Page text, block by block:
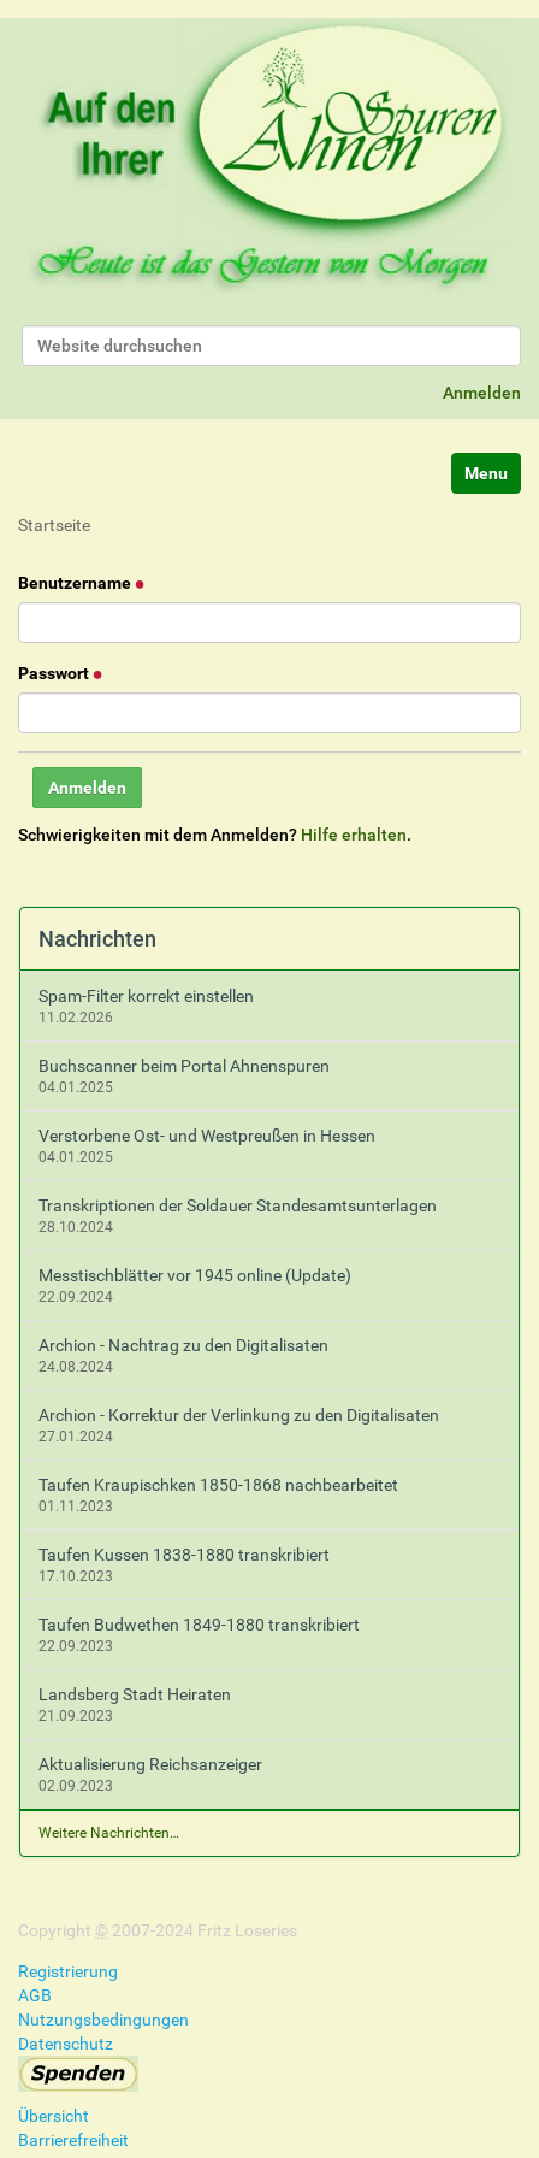
Website durchsuchen
Anmelden
Startseite
Benutzername
Passwort
Schwierigkeiten mit dem Anmelden? Hilfe erhalten.
Nachrichten
Spam-Filter korrekt einstellen
11.02.2026
Buchscanner beim Portal Ahnenspuren
04.01.2025
Verstorbene Ost- und Westpreußen in Hessen
04.01.2025
Transkriptionen der Soldauer Standesamtsunterlagen
28.10.2024
Messtischblätter vor 1945 online (Update)
22.09.2024
Archion - Nachtrag zu den Digitalisaten
24.08.2024
Archion - Korrektur der Verlinkung zu den Digitalisaten
27.01.2024
Taufen Kraupischken 1850-1868 nachbearbeitet
01.11.2023
Taufen Kussen 1838-1880 transkribiert
17.10.2023
Taufen Budwethen 1849-1880 transkribiert
22.09.2023
Landsberg Stadt Heiraten
21.09.2023
Aktualisierung Reichsanzeiger
02.09.2023
Weitere Nachrichten…
Copyright © 2007-2024 Fritz Loseries
Registrierung
AGB
Nutzungsbedingungen
Datenschutz
Übersicht
Barrierefreiheit